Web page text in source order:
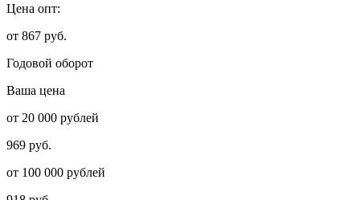
Цена опт:
от 867 руб.
Годовой оборот
Ваша цена
от 20 000 рублей
969 руб.
от 100 000 рублей